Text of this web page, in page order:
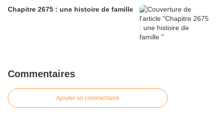
Chapitre 2675 : une histoire de famille
Commentaires
Ajouter un commentaire